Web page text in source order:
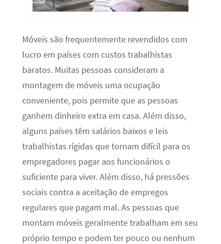
Móveis são frequentemente revendidos com
lucro em países com custos trabalhistas
baratos. Muitas pessoas consideram a
montagem de móveis uma ocupação
conveniente, pois permite que as pessoas
ganhem dinheiro extra em casa. Além disso,
alguns países têm salários baixos e leis
trabalhistas rígidas que tornam difícil para os
empregadores pagar aos funcionários o
suficiente para viver. Além disso, há pressões
sociais contra a aceitação de empregos
regulares que pagam mal. As pessoas que
montam móveis geralmente trabalham em seu
próprio tempo e podem ter pouco ou nenhum